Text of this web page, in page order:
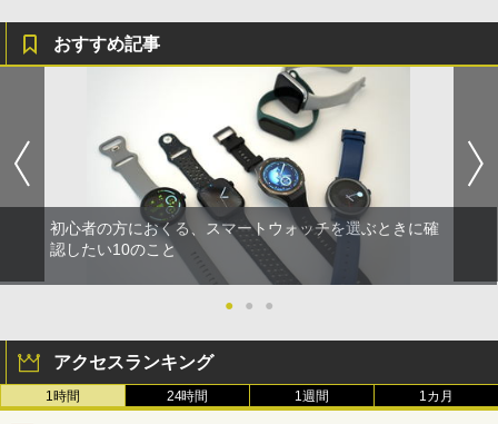
おすすめ記事
初心者の方におくる、スマートウォッチを選ぶときに確
認したい10のこと
● ● ●
アクセスランキング
1時間 24時間 1週間 1カ月